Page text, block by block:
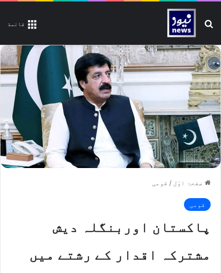
قائمة تلاش کیجیے
صفحۂ اوّل / قومی
قومی
پاکستان اوربنگلہ دیش
مشترکہ اقدار کے رشتے میں